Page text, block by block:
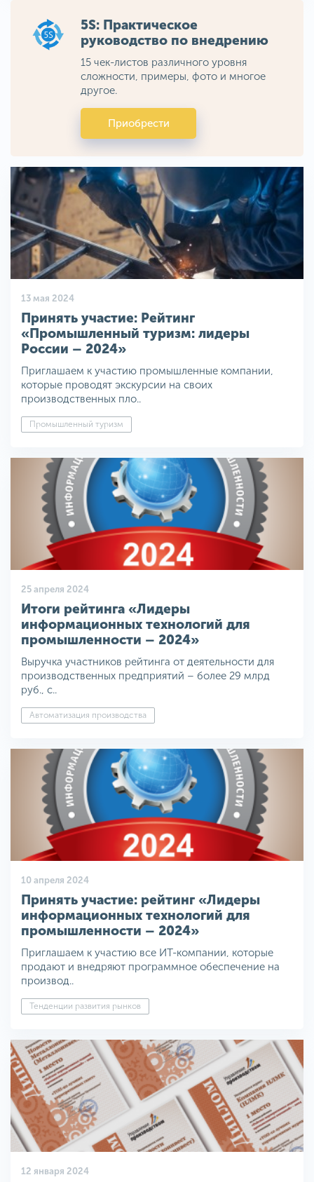
5S: Практическое
руководство по внедрению
15 чек-листов различного уровня
сложности, примеры, фото и многое
другое.
Приобрести
13 мая 2024
Принять участие: Рейтинг
«Промышленный туризм: лидеры
России – 2024»
Приглашаем к участию промышленные компании,
которые проводят экскурсии на своих
производственных пло..
Промышленный туризм
25 апреля 2024
Итоги рейтинга «Лидеры
информационных технологий для
промышленности – 2024»
Выручка участников рейтинга от деятельности для
производственных предприятий – более 29 млрд
руб., с..
Автоматизация производства
10 апреля 2024
Принять участие: рейтинг «Лидеры
информационных технологий для
промышленности – 2024»
Приглашаем к участию все ИТ-компании, которые
продают и внедряют программное обеспечение на
производ..
Тенденции развития рынков
12 января 2024